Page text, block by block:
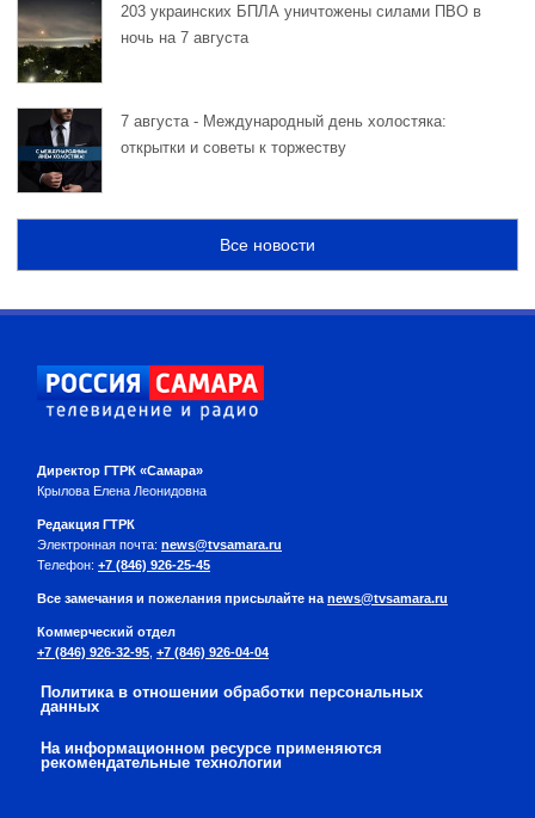
203 украинских БПЛА уничтожены силами ПВО в
ночь на 7 августа
7 августа - Международный день холостяка:
открытки и советы к торжеству
Все новости
Директор ГТРК «Самара»
Крылова Елена Леонидовна
Редакция ГТРК
Электронная почта: news@tvsamara.ru
Телефон: +7 (846) 926-25-45
Все замечания и пожелания присылайте на news@tvsamara.ru
Коммерческий отдел
+7 (846) 926-32-95 +7 (846) 926-04-04
Политика в отношении обработки персональных
данных
На информационном ресурсе применяются
рекомендательные технологии